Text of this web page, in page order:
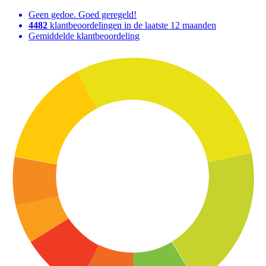
Geen gedoe. Goed geregeld!
4482 klantbeoordelingen in de laatste 12 maanden
Gemiddelde klantbeoordeling